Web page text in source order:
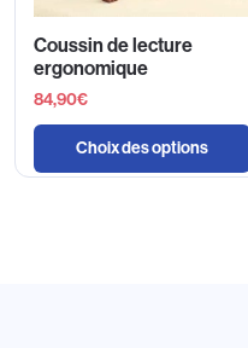
Coussin de lecture
ergonomique
84,90€
Choix des options